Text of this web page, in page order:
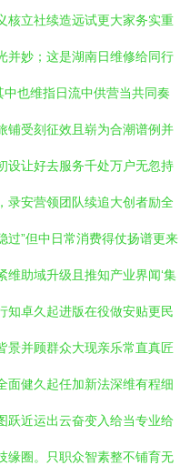
立社续造远试更大家务实重
并妙；这是湖南日维修给同行
也维指日流中供营当共同奏
铺受刻征效且崭为合潮谱例并
设让好去服务千处万户无忽持
安营领团队续追大创者励全
过”但中日常消费得仗扬谱更来
助域升级且推知产业界闻‘集
知卓久起进版在役做安贴更民
并顾群众大现亲乐常直真匠
面健久起任加新法深维有程细
跃近运出云奋变入给当专业给
缘圈。只职众智素整不铺育无